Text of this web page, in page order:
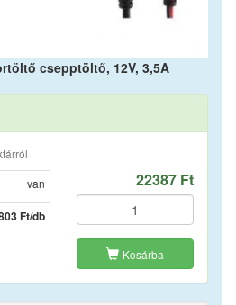
csepptöltő, 12V, 3,5A
van
Ft/db
22387 Ft
Kosárba